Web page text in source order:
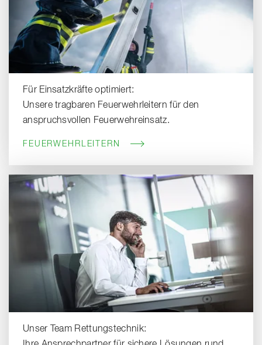
Für Einsatzkräfte optimiert:
Unsere tragbaren Feuerwehrleitern für den
anspruchsvollen Feuerwehreinsatz.
FEUERWEHRLEITERN
Unser Team Rettungstechnik: